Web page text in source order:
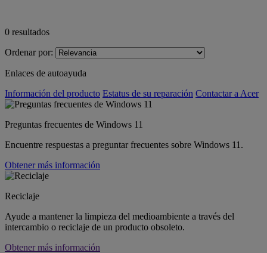
0 resultados
Ordenar por:
Enlaces de autoayuda
Información del producto Estatus de su reparación Contactar a Acer
Preguntas frecuentes de Windows 11
Encuentre respuestas a preguntar frecuentes sobre Windows 11.
Obtener más información
Reciclaje
Ayude a mantener la limpieza del medioambiente a través del
intercambio o reciclaje de un producto obsoleto.
Obtener más información